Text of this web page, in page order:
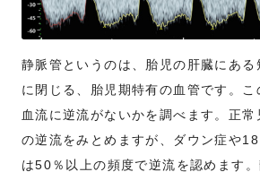
静脈管というのは、胎児の肝臓にある
に閉じる、胎児期特有の血管です。こ
血流に逆流がないかを調べます。正
の逆流をみとめますが、ダウン症や
は50％以上の頻度で逆流を認めます